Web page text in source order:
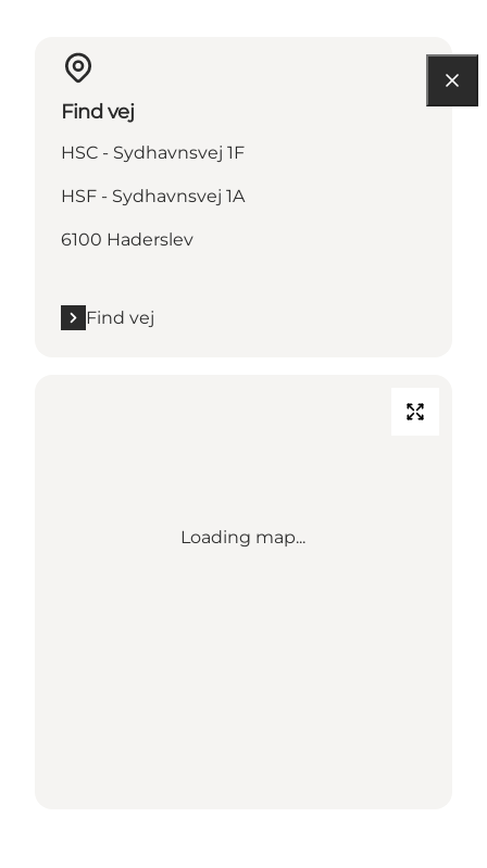
Find vej
HSC - Sydhavnsvej 1F
HSF - Sydhavnsvej 1A
6100 Haderslev
Find vej
Loading map...